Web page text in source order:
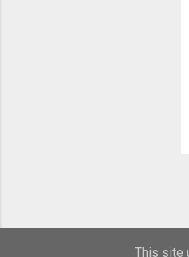
This site